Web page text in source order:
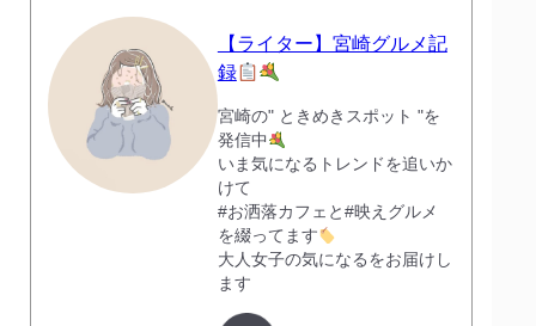
【ライター】宮崎グルメ記
録
宮崎の" ときめきスポット "を
発信中
いま気になるトレンドを追いか
けて
#お洒落カフェと#映えグルメ
を綴ってます
大人女子の気になるをお届けし
ます